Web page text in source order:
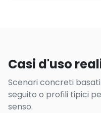
Casi d'uso
Scenari concreti
seguito o profili tipici
senso.